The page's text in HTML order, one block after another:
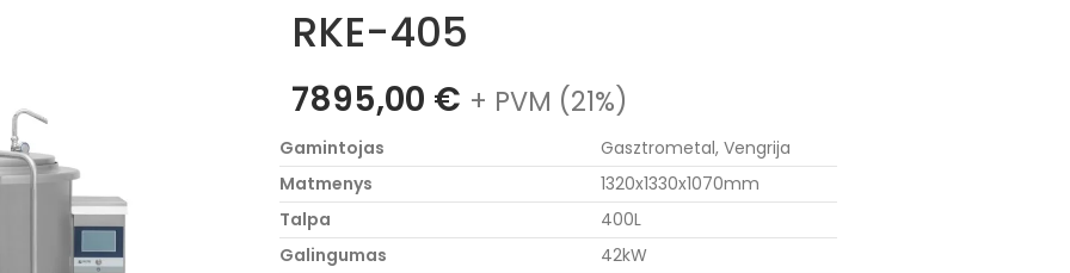
RKE-405
7895,00 € + PVM (21%)
Gamintojas
Gasztrometal, Vengrija
Matmenys
1320x1330x1070mm
Talpa
400L
Galingumas
42kW